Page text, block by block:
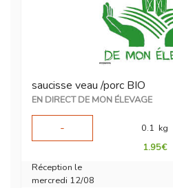
saucisse veau /porc BIO
EN DIRECT DE MON ÉLEVAGE
-
0.1 kg
1.95€
Réception le
mercredi 12/08